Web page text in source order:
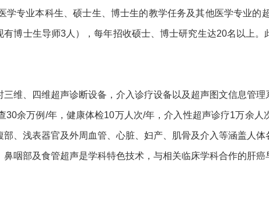
专业本科生、硕士生、博士生的教学任务及其他医学专业的
博士生导师3人），每年招收硕士、博士研究生达20名以上
维、四维超声诊断设备，介入诊疗设备以及超声图文信息管
余万例/年，健康体检10万人次/年，介入性超声诊疗1万余人
、浅表器官及外周血管、心脏、妇产、肌骨及介入等涵盖人
咽部及食管超声是学科特色技术，与相关临床学科合作的肝